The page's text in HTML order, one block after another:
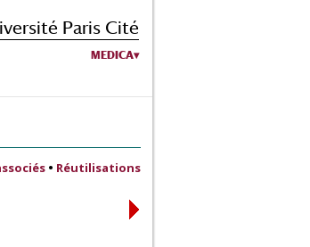
Paris Cité
MEDICA
• Réutilisations